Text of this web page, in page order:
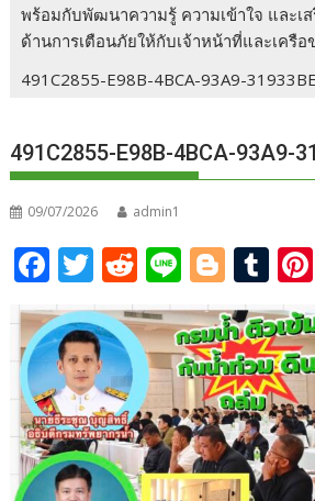
พร้อมกับพัฒนาความรู้ ความเข้าใจ และเ
ด้านการเตือนภัยให้กับเจ้าหน้าที่และเครือ
491C2855-E98B-4BCA-93A9-
491C2855-E98B-4BCA-93A9-
09/07/2026 admin1
F
ac
e
b
o
o
k
T
w
itt
er
R
e
d
di
t
Li
n
e
Bl
o
g
g
er
T
u
m
bl
r